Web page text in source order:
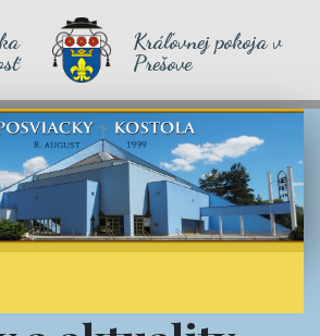
Kráľovnej pokoja v
Prešove